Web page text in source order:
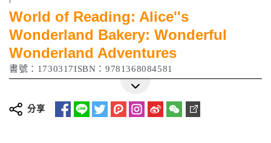
World of Reading: Alice''s
Wonderland Bakery: Wonderful
Wonderland Adventures
書號：1730317ISBN：9781368084581
分享